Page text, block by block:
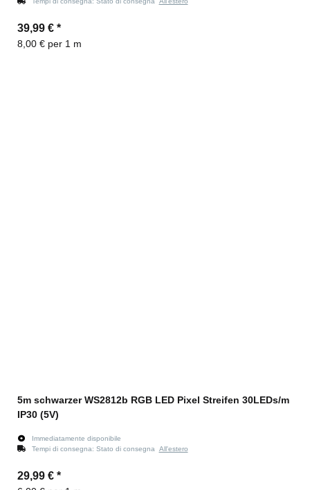
39,99 € *
8,00 € per 1 m
5m schwarzer WS2812b RGB LED Pixel Streifen 30LEDs/m
IP30 (5V)
Immediatamente disponibile
Tempi di consegna: Stato di consegna All'estero
29,99 € *